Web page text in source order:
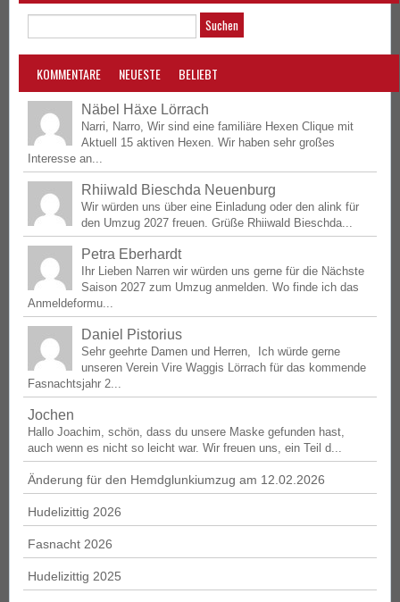
KOMMENTARE NEUESTE BELIEBT
Näbel Häxe Lörrach
Narri, Narro, Wir sind eine familiäre Hexen Clique mit
Aktuell 15 aktiven Hexen. Wir haben sehr großes
Interesse an...
Rhiiwald Bieschda Neuenburg
Wir würden uns über eine Einladung oder den alink für
den Umzug 2027 freuen. Grüße Rhiiwald Bieschda...
Petra Eberhardt
Ihr Lieben Narren wir würden uns gerne für die Nächste
Saison 2027 zum Umzug anmelden. Wo finde ich das
Anmeldeformu...
Daniel Pistorius
Sehr geehrte Damen und Herren, Ich würde gerne
unseren Verein Vire Waggis Lörrach für das kommende
Fasnachtsjahr 2...
Jochen
Hallo Joachim, schön, dass du unsere Maske gefunden hast,
auch wenn es nicht so leicht war. Wir freuen uns, ein Teil d...
Änderung für den Hemdglunkiumzug am 12.02.2026
Hudelizittig 2026
Fasnacht 2026
Hudelizittig 2025